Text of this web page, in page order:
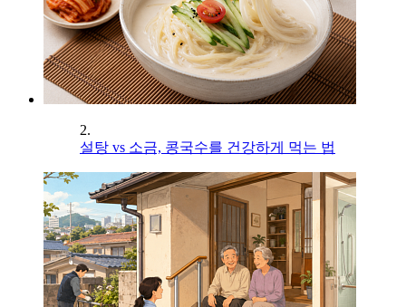
2.
설탕 vs 소금, 콩국수를 건강하게 먹는 법